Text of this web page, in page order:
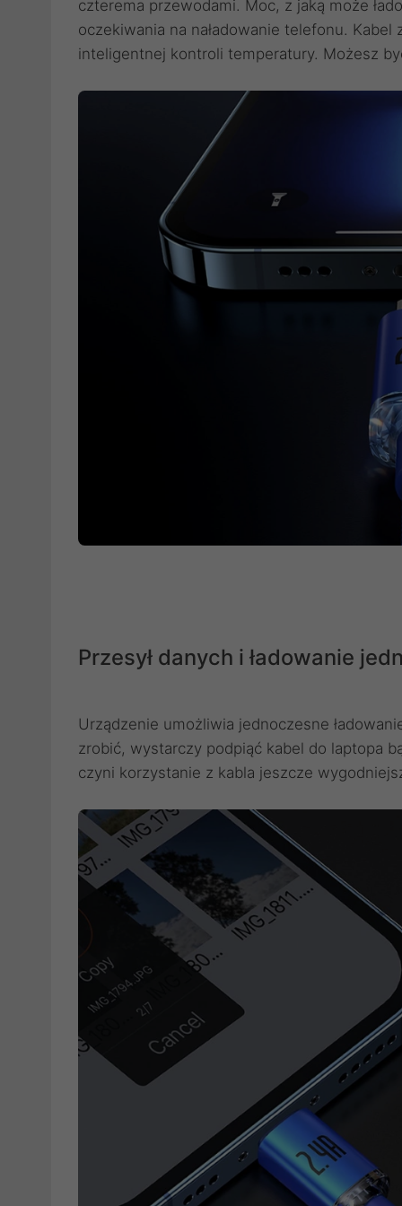
czterema przewodami. Moc, z jaką może
oczekiwania na naładowanie telefonu.
inteligentnej kontroli temperatury. Możesz
Przesył danych i ładowanie
Urządzenie umożliwia jednoczesne
zrobić, wystarczy podpiąć kabel do laptopa
czyni korzystanie z kabla jeszcze